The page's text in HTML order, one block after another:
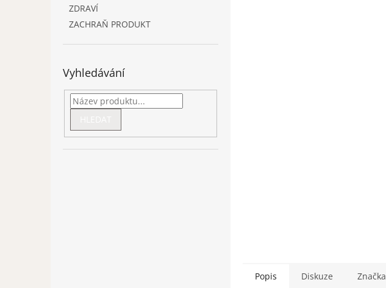
ZDRAVÍ
ZACHRAŇ PRODUKT
Vyhledávání
Popis Diskuze Značka